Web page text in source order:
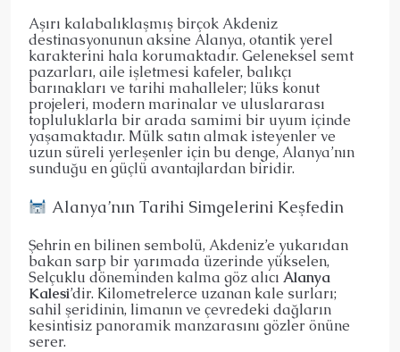
Aşırı kalabalıklaşmış birçok Akdeniz
destinasyonunun aksine Alanya, otantik yerel
karakterini hala korumaktadır. Geleneksel semt
pazarları, aile işletmesi kafeler, balıkçı
barınakları ve tarihi mahalleler; lüks konut
projeleri, modern marinalar ve uluslararası
topluluklarla bir arada samimi bir uyum içinde
yaşamaktadır. Mülk satın almak isteyenler ve
uzun süreli yerleşenler için bu denge, Alanya’nın
sunduğu en güçlü avantajlardan biridir.
Alanya’nın Tarihi Simgelerini Keşfedin
Şehrin en bilinen sembolü, Akdeniz’e yukarıdan
bakan sarp bir yarımada üzerinde yükselen,
Selçuklu döneminden kalma göz alıcı Alanya
Kalesi’dir. Kilometrelerce uzanan kale surları;
sahil şeridinin, limanın ve çevredeki dağların
kesintisiz panoramik manzarasını gözler önüne
serer.